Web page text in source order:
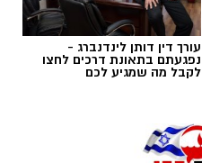
עורך דין דותן לינדנברג -
נפגעתם בתאונת דרכים לחצו
לקבל מה שמגיע לכם